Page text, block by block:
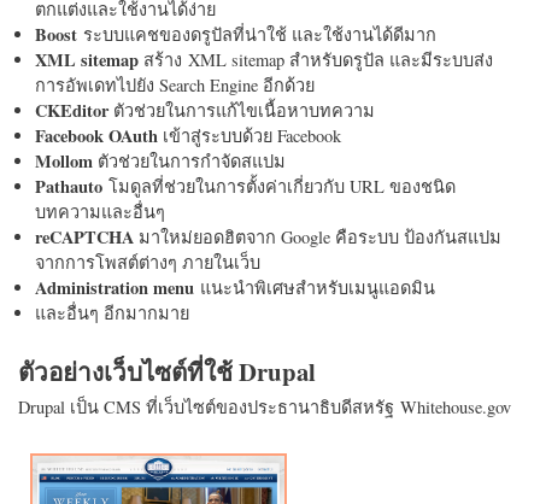
ตกแต่งและใช้งานได้ง่าย
Boost ระบบแคชของดรูปัลที่น่าใช้ และใช้งานได้ดีมาก
XML sitemap สร้าง XML sitemap สำหรับดรูปัล และมีระบบส่ง
การอัพเดทไปยัง Search Engine อีกด้วย
CKEditorตัวช่วยในการแก้ไขเนื้อหาบทความ
Facebook OAuth เข้าสู่ระบบด้วย Facebook
Mollom ตัวช่วยในการกำจัดสแปม
Pathauto โมดูลที่ช่วยในการตั้งค่าเกี่ยวกับ URL ของชนิด
บทความและอื่นๆ
reCAPTCHA มาใหม่ยอดฮิตจาก Google คือระบบ ป้องกันสแปม
จากการโพสต์ต่างๆ ภายในเว็บ
Administration menu แนะนำพิเศษสำหรับเมนูแอดมิน
และอื่นๆ อีกมากมาย
ตัวอย่างเว็บไซต์ที่ใช้ Drupal
Drupal เป็น CMS ที่เว็บไซต์ของประธานาธิบดีสหรัฐ Whitehouse.gov